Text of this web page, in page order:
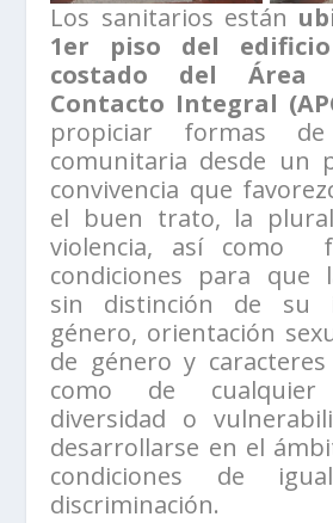
Los sanitarios están
1er piso del
costado del Área
Contacto Integral
propiciar formas de
comunitaria desde un
convivencia que
el buen trato, la
violencia, así como
condiciones para que
sin distinción de su
género, orientación
de género y caracteres
como de
diversidad o
desarrollarse en el
condiciones de
discriminación.